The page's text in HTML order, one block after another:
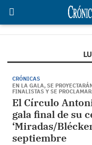
CRÓNICAS
EN LA GALA, SE
FINALISTAS Y SE
El Círculo
gala final de su
‘Miradas/
septiembre